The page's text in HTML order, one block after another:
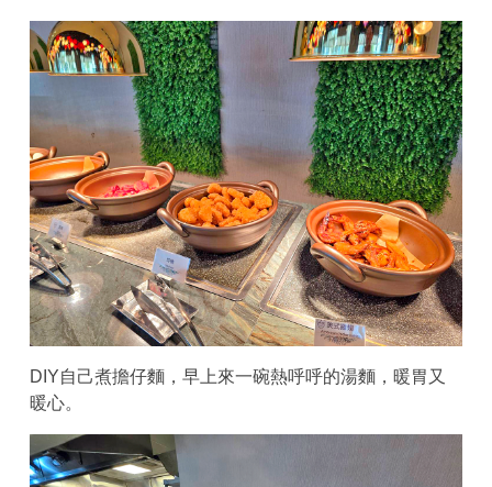
DIY自己煮擔仔麵，早上來一碗熱呼呼的湯麵，暖胃又
暖心。